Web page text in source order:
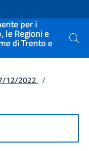
per i
le Regioni e
di Trento e Cerca
12/2022 /